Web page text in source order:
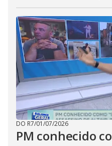
DO R7/01/07/2026
PM conhecido